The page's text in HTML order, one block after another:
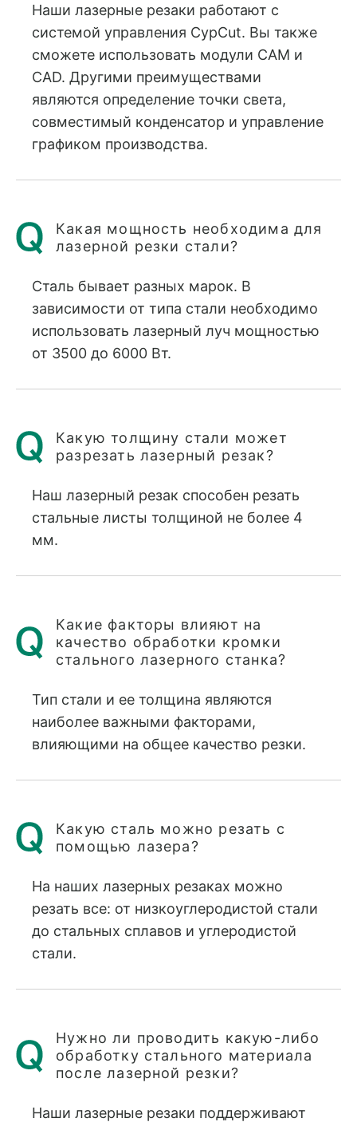
Наши лазерные резаки работают с
системой управления CypCut. Вы также
сможете использовать модули CAM и
CAD. Другими преимуществами
являются определение точки света,
совместимый конденсатор и управление
графиком производства.
Какая мощность необходима для
лазерной резки стали?
Сталь бывает разных марок. В
зависимости от типа стали необходимо
использовать лазерный луч мощностью
от 3500 до 6000 Вт.
Какую толщину стали может
разрезать лазерный резак?
Наш лазерный резак способен резать
стальные листы толщиной не более 4
мм.
Какие факторы влияют на
качество обработки кромки
стального лазерного станка?
Тип стали и ее толщина являются
наиболее важными факторами,
влияющими на общее качество резки.
Какую сталь можно резать с
помощью лазера?
На наших лазерных резаках можно
резать все: от низкоуглеродистой стали
до стальных сплавов и углеродистой
стали.
Нужно ли проводить какую-либо
обработку стального материала
после лазерной резки?
Наши лазерные резаки поддерживают